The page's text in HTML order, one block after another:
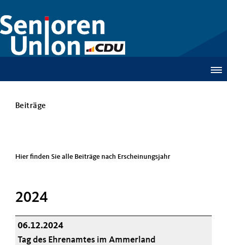
Beiträge
Hier finden Sie alle Beiträge nach Erscheinungsjahr
2024
06.12.2024
Tag des Ehrenamtes im Ammerland